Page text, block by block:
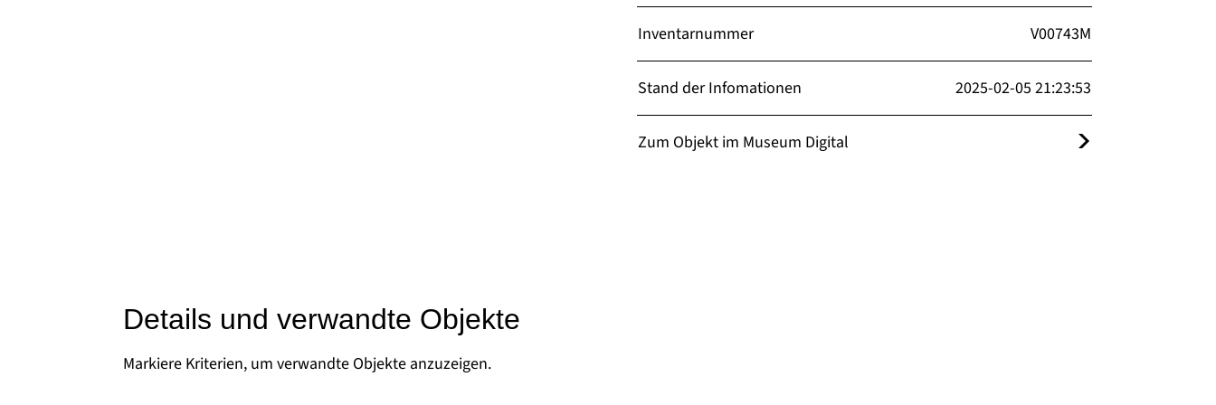
Inventarnummer V00743M
Stand der Infomationen 2025-02-05 21:23:53
Zum Objekt im Museum Digital
Details und verwandte Objekte
Markiere Kriterien, um verwandte Objekte anzuzeigen.